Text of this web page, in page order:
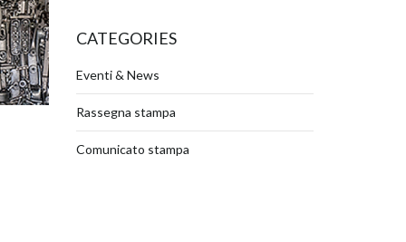
CATEGORIES
Eventi & News
Rassegna stampa
Comunicato stampa